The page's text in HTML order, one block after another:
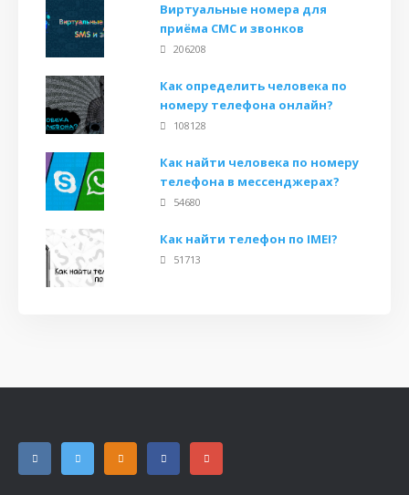
Виртуальные номера для
приёма СМС и звонков
206208
Как определить человека по
номеру телефона онлайн?
108128
Как найти человека по номеру
телефона в мессенджерах?
54680
Как найти телефон по IMEI?
51713